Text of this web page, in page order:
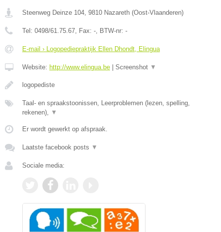
Steenweg Deinze 104, 9810 Nazareth (Oost-Vlaanderen)
Tel: 0498/61.75.67, Fax: -, BTW-nr: -
E-mail › Logopediepraktijk Ellen Dhondt, Elingua
Website: http://www.elingua.be Screenshot ▼
logopediste
Taal- en spraakstoonissen, Leerproblemen (lezen, spelling,
rekenen), ▼
Er wordt gewerkt op afspraak.
Laatste facebook posts ▼
Sociale media: